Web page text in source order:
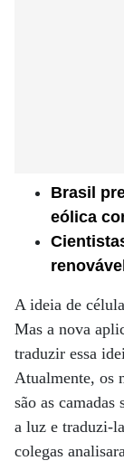
Brasil
eólica
renovável
A ideia de
Mas a nova
traduzir essa
Atualmente, os
são as
a luz e traduzi-
colegas